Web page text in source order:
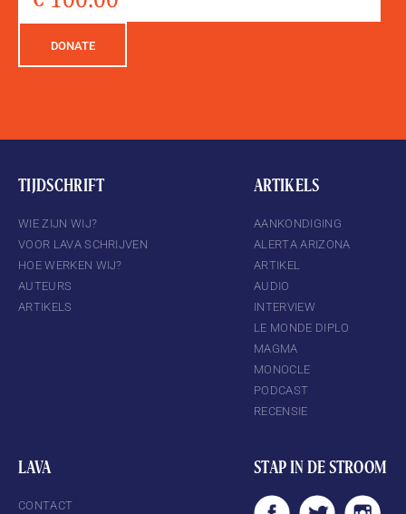
DONATE
TIJDSCHRIFT
WIE ZIJN WIJ?
VOOR LAVA SCHRIJVEN
HOE WERKEN WIJ?
AUTEURS
ARTIKELS
ARTIKELS
AANKONDIGING
ALERTA ARIZONA
ARTIKEL
AUDIO
INTERVIEW
LE MONDE DIPLO
MAGMA
MONOCLE
PODCAST
RECENSIE
LAVA
CONTACT
STAP IN DE STROOM